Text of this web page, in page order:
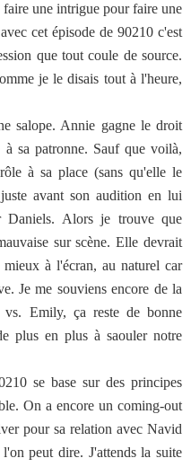
une intrigue pour faire une
cet épisode de 90210 c'est
que tout coule de source.
je le disais tout à l'heure,
salope. Annie gagne le droit
sa patronne. Sauf que voilà,
à sa place (sans qu'elle le
avant son audition en lui
Daniels. Alors je trouve que
sur scène. Elle devrait
à l'écran, au naturel car
Je me souviens encore de la
vs. Emily, ça reste de bonne
plus en plus à saouler notre
se base sur des principes
On a encore un coming-out
pour sa relation avec Navid
peut dire. J'attends la suite